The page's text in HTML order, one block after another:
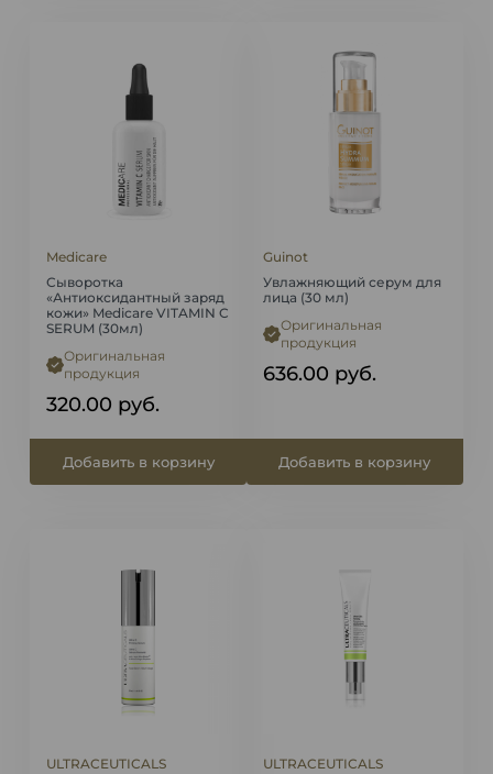
Medicare
Сыворотка
«Антиоксидантный заряд
кожи» Medicare VITAMIN C
SERUM (30мл)
Оригинальная
продукция
320.00 руб.
Добавить в корзину
Guinot
Увлажняющий серум для
лица (30 мл)
Оригинальная
продукция
636.00 руб.
Добавить в корзину
ULTRACEUTICALS
ULTRACEUTICALS